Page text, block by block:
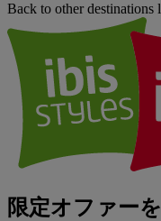
Back to other destinations
限定オファー